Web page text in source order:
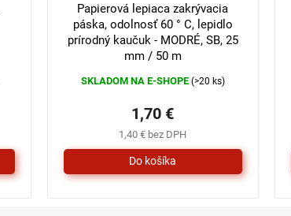
Papierová lepiaca zakrývacia
páska, odolnosť 60 ° C, lepidlo
prírodný kaučuk - MODRÉ, SB, 25
mm / 50 m
SKLADOM NA E-SHOPE (>20 ks)
1,40 € bez DPH
1,70 €